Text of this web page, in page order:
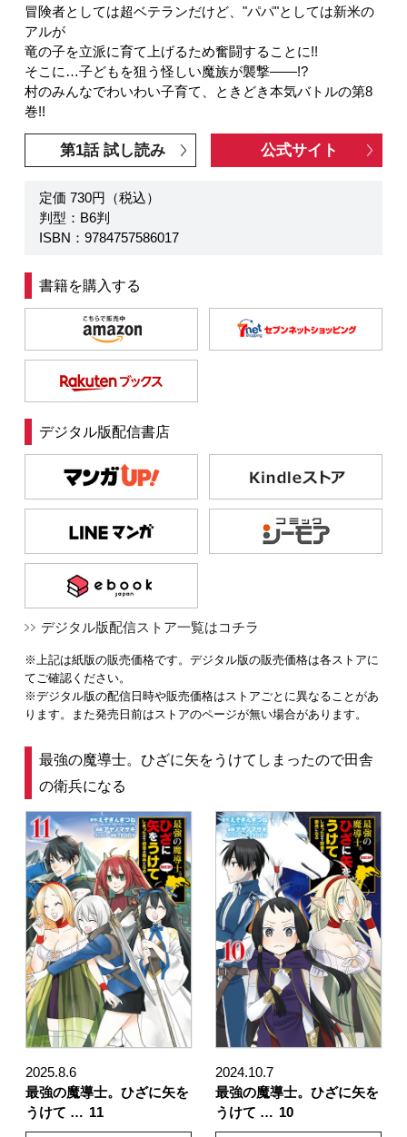
冒険者としては超ベテランだけど、"パパ"としては新米の
アルが
竜の子を立派に育て上げるため奮闘することに!!
そこに…子どもを狙う怪しい魔族が襲撃――!?
村のみんなでわいわい子育て、ときどき本気バトルの第8
巻!!
第1話 試し読み 公式サイト
定価 730円（税込）
判型：B6判
ISBN：9784757586017
書籍を購入する
デジタル版配信書店
デジタル版配信ストア一覧はコチラ
※上記は紙版の販売価格です。デジタル版の販売価格は各ストアに
てご確認ください。
※デジタル版の配信日時や販売価格はストアごとに異なることがあ
ります。また発売日前はストアのページが無い場合があります。
最強の魔導士。ひざに矢をうけてしまったので田舎
の衛兵になる
2025.8.6
最強の魔導士。ひざに矢を
うけて … 11
2024.10.7
最強の魔導士。ひざに矢を
うけて … 10